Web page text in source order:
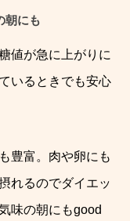
朝にも
値が急に上がりに
いるときでも安心
豊富。肉や卵にも
れるのでダイエッ
味の朝にもgood